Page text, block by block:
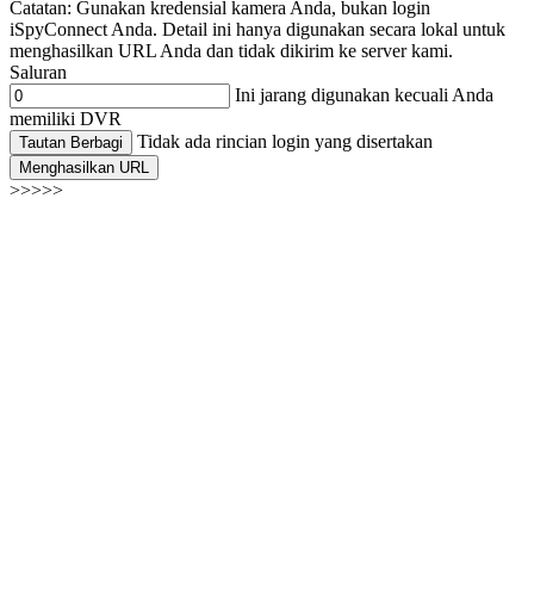
Catatan: Gunakan kredensial kamera Anda, bukan login
iSpyConnect Anda. Detail ini hanya digunakan secara lokal untuk
menghasilkan URL Anda dan tidak dikirim ke server kami.
Saluran
Ini jarang digunakan kecuali Anda
memiliki DVR
Tautan Berbagi Tidak ada rincian login yang disertakan
Menghasilkan URL
>>>>>